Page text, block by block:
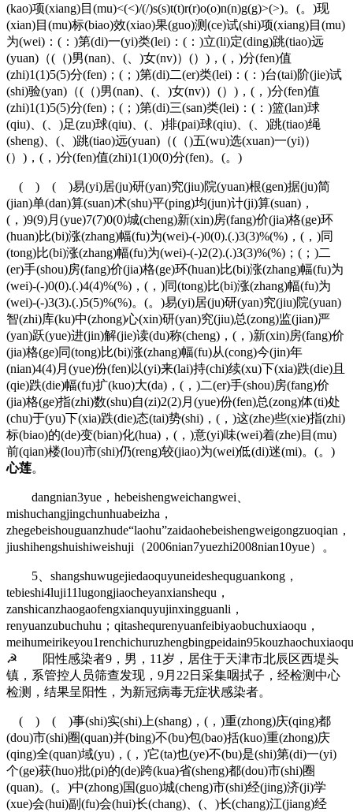
(kao)项(xiang)目(mu)<(<)/(/)s(s)t(t)r(r)o(o)n(n)g(g)>(>)。(。)现
(xian)目(mu)标(biao)效(xiao)果(guo)测(ce)试(shi)项(xiang)目(mu)
为(wei)：(：)第(di)一(yi)类(lei)：(：)立(li)定(ding)跳(tiao)远
(yuan)（(（)男(nan)、(、)女(nv)）(）)，(，)分(fen)值
(zhi)1(1)5(5)分(fen)；(；)第(di)二(er)类(lei)：(：)台(tai)阶(jie)试
(shi)验(yan)（(（)男(nan)、(、)女(nv)）(）)，(，)分(fen)值
(zhi)1(1)5(5)分(fen)；(；)第(di)三(san)类(lei)：(：)篮(lan)球
(qiu)、(、)足(zu)球(qiu)、(、)排(pai)球(qiu)、(、)跳(tiao)绳
(sheng)、(、)跳(tiao)远(yuan)（(（)五(wu)选(xuan)一(yi)）
(）)，(，)分(fen)值(zhi)1(1)0(0)分(fen)。(。)
( ) ( )易(yi)居(ju)研(yan)究(jiu)院(yuan)根(gen)据(ju)简
(jian)单(dan)算(suan)术(shu)平(ping)均(jun)计(ji)算(suan)，
(，)9(9)月(yue)7(7)0(0)城(cheng)新(xin)房(fang)价(jia)格(ge)环
(huan)比(bi)涨(zhang)幅(fu)为(wei)-(-)0(0).(.)3(3)%(%)，(，)同
(tong)比(bi)涨(zhang)幅(fu)为(wei)-(-)2(2).(.)3(3)%(%)；(；)二
(er)手(shou)房(fang)价(jia)格(ge)环(huan)比(bi)涨(zhang)幅(fu)为
(wei)-(-)0(0).(.)4(4)%(%)，(，)同(tong)比(bi)涨(zhang)幅(fu)为
(wei)-(-)3(3).(.)5(5)%(%)。(。)易(yi)居(ju)研(yan)究(jiu)院(yuan)
智(zhi)库(ku)中(zhong)心(xin)研(yan)究(jiu)总(zong)监(jian)严
(yan)跃(yue)进(jin)解(jie)读(du)称(cheng)，(，)新(xin)房(fang)价
(jia)格(ge)同(tong)比(bi)涨(zhang)幅(fu)从(cong)今(jin)年
(nian)4(4)月(yue)份(fen)以(yi)来(lai)持(chi)续(xu)下(xia)跌(die)且
(qie)跌(die)幅(fu)扩(kuo)大(da)，(，)二(er)手(shou)房(fang)价
(jia)格(ge)指(zhi)数(shu)自(zi)2(2)月(yue)份(fen)总(zong)体(ti)处
(chu)于(yu)下(xia)跌(die)态(tai)势(shi)，(，)这(zhe)些(xie)指(zhi)
标(biao)的(de)变(bian)化(hua)，(，)意(yi)味(wei)着(zhe)目(mu)
前(qian)楼(lou)市(shi)仍(reng)较(jiao)为(wei)低(di)迷(mi)。(。)
心莲。
dangnian3yue，hebeishengweichangwei、
mishuchangjingchunhuabeizha，
zhegebeishouguanzhude“laohu”zaidaohebeishengweigongzuoqian，
jiushihengshuishiweishuji（2006nian7yuezhi2008nian10yue）。
5、shangshuwugejiedaoquyuneideshequguankong，
tebieshi4luji11lugongjiaocheyanxianshequ，
zanshicanzhaogaofengxianquyujinxingguanli，
renyuanzubuchuhu；qitashequrenyuanfeibiyaobuchuxiaoqu，
☭ 阳性感染者9，男，11岁，居住于天津市北辰区西堤头
镇，系管控人员筛查发现，9月22日采集咽拭子，经检测中心
检测，结果呈阳性，为新冠病毒无症状感染者。
( ) ( )事(shi)实(shi)上(shang)，(，)重(zhong)庆(qing)都
(dou)市(shi)圈(quan)并(bing)不(bu)包(bao)括(kuo)重(zhong)庆
(qing)全(quan)域(yu)，(，)它(ta)也(ye)不(bu)是(shi)第(di)一(yi)
个(ge)获(huo)批(pi)的(de)跨(kua)省(sheng)都(dou)市(shi)圈
(quan)。(。)中(zhong)国(guo)城(cheng)市(shi)经(jing)济(ji)学
(xue)会(hui)副(fu)会(hui)长(chang)、(、)长(chang)江(jiang)经